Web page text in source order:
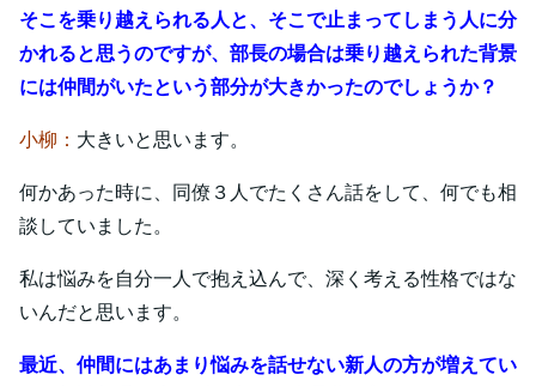
そこを乗り越えられる人と、そこで止まってしまう人に分
かれると思うのですが、部長の場合は乗り越えられた背景
には仲間がいたという部分が大きかったのでしょうか？
小柳： 大きいと思います。
何かあった時に、同僚３人でたくさん話をして、何でも相
談していました。
私は悩みを自分一人で抱え込んで、深く考える性格ではな
いんだと思います。
最近、仲間にはあまり悩みを話せない新人の方が増えてい